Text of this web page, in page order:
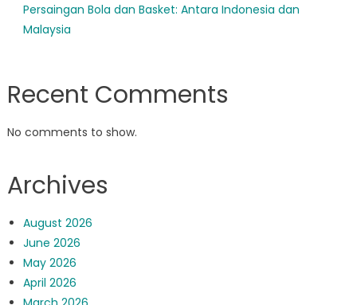
Persaingan Bola dan Basket: Antara Indonesia dan
Malaysia
Recent Comments
No comments to show.
Archives
August 2026
June 2026
May 2026
April 2026